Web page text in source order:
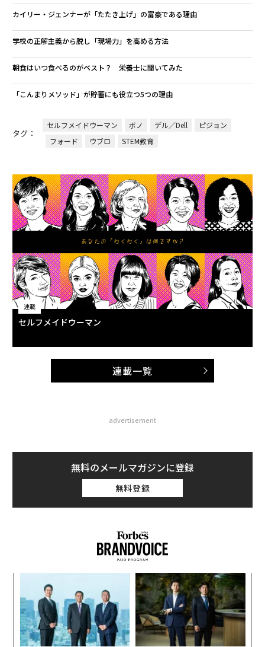
カイリー・ジェンナーが「たたき上げ」の富豪である理由
学校の正解主義から脱し「現場力」を高める方法
朝食はいつ食べるのがベスト？ 栄養士に聞いてみた
「こんまりメソッド」が貯蓄にも役立つ5つの理由
タグ：
セルフメイドウーマン ボノ デル／Dell
ピジョン
フォード
ウブロ STEM教育
連載
セルフメイドウーマン
連載一覧
advertisement
無料のメールマガジンに登録
無料登録